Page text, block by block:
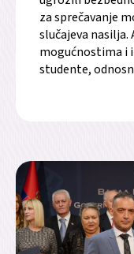
za sprečavanje
slučajeva nasilja.
mogućnostima i
studente,